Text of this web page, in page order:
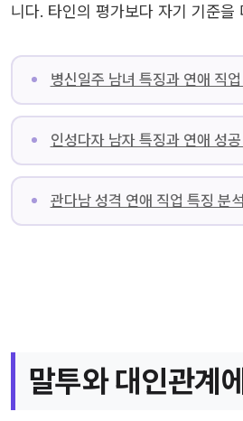
니다. 타인의 평가보다 자기 기준을
병신일주 남녀 특징과 연애 직
인성다자 남자 특징과 연애 성
관다남 성격 연애 직업 특징 분석
말투와 대인관계